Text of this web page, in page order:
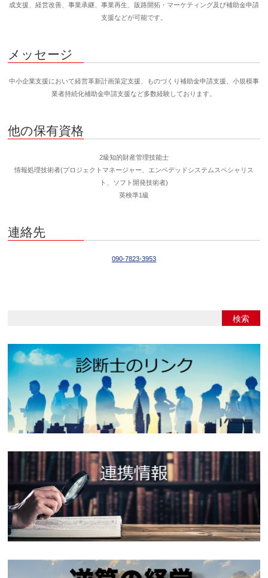
成支援、経営改善、事業承継、事業再生、販路開拓・マーケティング及び補助金申請
支援などが可能です。
メッセージ
中小企業支援において経営革新計画策定支援、ものづくり補助金申請支援、小規模事
業者持続化補助金申請支援など多数経験しております。
他の保有資格
2級知的財産管理技能士
情報処理技術者(プロジェクトマネージャー、エンベデッドシステムスペシャリス
ト、ソフト開発技術者)
英検準1級
連絡先
090-7823-3953